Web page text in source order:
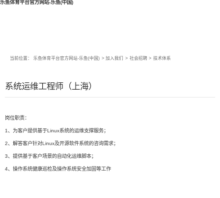
乐鱼体育平台官方网站-乐鱼(中国)
当前位置： 乐鱼体育平台官方网站-乐鱼(中国) > 加入我们 > 社会招聘 > 技术体系
系统运维工程师（上海）
岗位职责：
1、为客户提供基于Linux系统的运维支撑服务；
2、解答客户针对Linux及开源软件系统的咨询需求；
3、提供基于客户场景的自动化运维脚本；
4、操作系统健康巡检及操作系统安全加固等工作